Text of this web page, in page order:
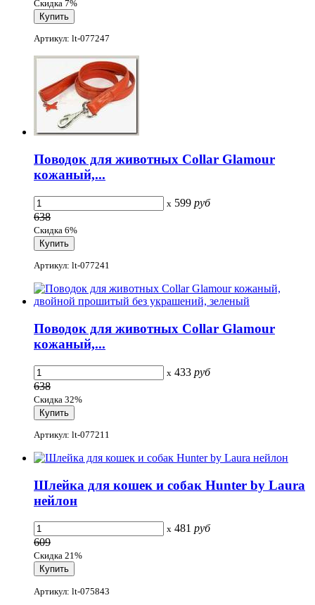
Скидка 7%
Артикул: lt-077247
Поводок для животных Collar Glamour
кожаный,...
x 599 руб
638
Скидка 6%
Артикул: lt-077241
Поводок для животных Collar Glamour
кожаный,...
x 433 руб
638
Скидка 32%
Артикул: lt-077211
Шлейка для кошек и собак Hunter by Laura
нейлон
x 481 руб
609
Скидка 21%
Артикул: lt-075843